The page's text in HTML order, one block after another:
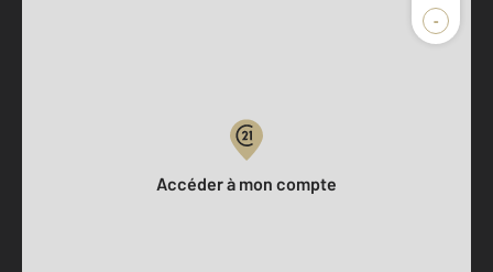
-
Accéder à mon compte